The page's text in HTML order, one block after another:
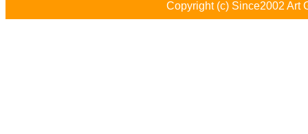
Copyright (c) Since2002 Art